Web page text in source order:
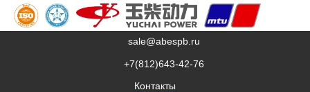
sale@abespb.ru
+7(812)643-42-76
Контакты